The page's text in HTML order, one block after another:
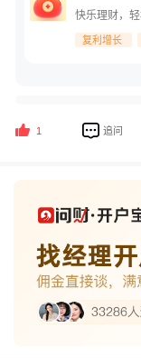
快乐理财，
复利增长
1 追问